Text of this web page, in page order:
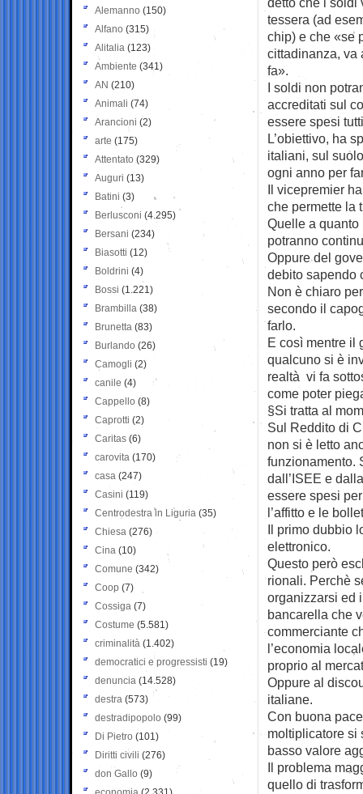
tessera (ad
chip) e che «se
cittadinanza, va
fa».
I soldi non
accreditati sul
essere spesi
L’obiettivo, ha
italiani, sul
ogni anno per
Il vicepremier
che permette la
Quelle a
potranno
Oppure del
debito sapendo
Non è chiaro
secondo il
farlo.
E così mentre il
qualcuno si è
realtà vi fa
come poter
§Si tratta al
Sul Reddito di
non si è letto
funzionamento.
dall’ISEE e
essere spesi
l’affitto e le
Il primo dubbio
elettronico.
Questo però
rionali. Perchè
organizzarsi ed
bancarella che
commerciante
l’economia
proprio al
Oppure al
italiane.
Con buona
moltiplicatore si
basso valore
Il problema
quello di
Alemanno (150)
Alfano (315)
Alitalia (123)
Ambiente (341)
AN (210)
Animali (74)
Arancioni (2)
arte (175)
Attentato (329)
Auguri (13)
Batini (3)
Berlusconi (4.295)
Bersani (234)
Biasotti (12)
Boldrini (4)
Bossi (1.221)
Brambilla (38)
Brunetta (83)
Burlando (26)
Camogli (2)
canile (4)
Cappello (8)
Caprotti (2)
Caritas (6)
carovita (170)
casa (247)
Casini (119)
Centrodestra in Liguria (35)
Chiesa (276)
Cina (10)
Comune (342)
Coop (7)
Cossiga (7)
Costume (5.581)
criminalità (1.402)
democratici e progressisti (19)
denuncia (14.528)
destra (573)
destradipopolo (99)
Di Pietro (101)
Diritti civili (276)
don Gallo (9)